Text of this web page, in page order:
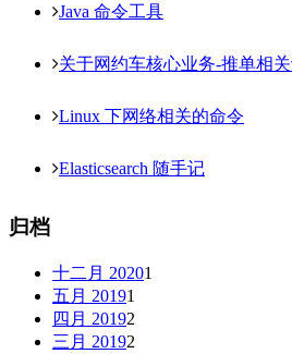
Java 命令工具
关于网约车核心业务-推单相
Linux 下网络相关的命令
Elasticsearch 随手记
归档
十二月 20201
五月 20191
四月 20192
三月 20192